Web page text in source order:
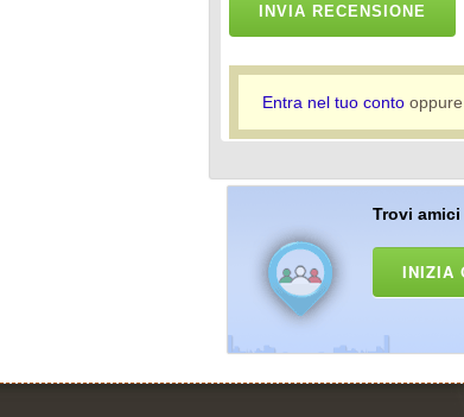
INVIA RECENSIONE
Entra nel tuo contooppure
Trovi
INIZIA